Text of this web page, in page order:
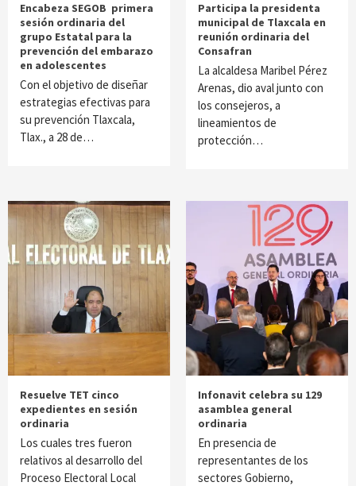
Encabeza SEGOB primera
sesión ordinaria del
grupo Estatal para la
prevención del embarazo
en adolescentes
Con el objetivo de diseñar
estrategias efectivas para
su prevención Tlaxcala,
Tlax., a 28 de…
Participa la presidenta
municipal de Tlaxcala en
reunión ordinaria del
Consafran
La alcaldesa Maribel Pérez
Arenas, dio aval junto con
los consejeros, a
lineamientos de
protección…
Resuelve TET cinco
expedientes en sesión
ordinaria
Los cuales tres fueron
relativos al desarrollo del
Proceso Electoral Local
Infonavit celebra su 129
asamblea general
ordinaria
En presencia de
representantes de los
sectores Gobierno,